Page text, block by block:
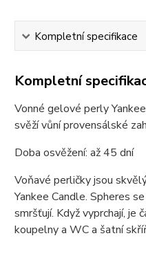
Kompletní specifikace
Kompletní
Vonné gelové perly
svěží vůní provensálské
Doba osvěžení: až 45 dní
Voňavé perličky jsou
Yankee Candle. Spheres
smršťují. Když vyprchají,
koupelny a WC a šatní